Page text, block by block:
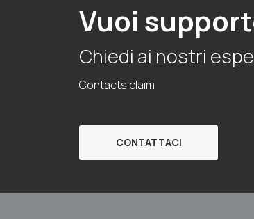
Vuoi
Chiedi ai nostri
Contacts claim
CONTATTACI